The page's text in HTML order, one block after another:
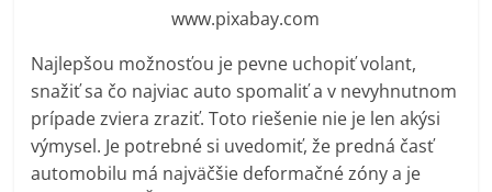
www.pixabay.com
Najlepšou možnosťou je pevne uchopiť volant,
snažiť sa čo najviac auto spomaliť a v nevyhnutnom
prípade zviera zraziť. Toto riešenie nie je len akýsi
výmysel. Je potrebné si uvedomiť, že predná časť
automobilu má najväčšie deformačné zóny a je